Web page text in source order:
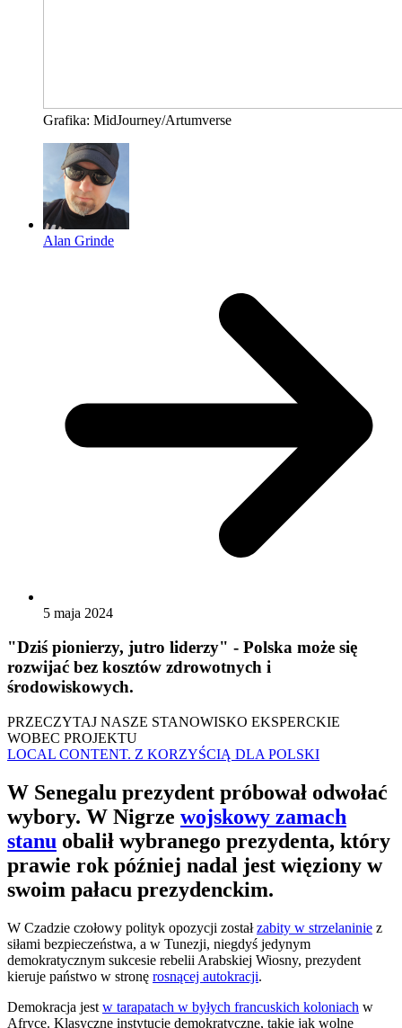
Grafika: MidJourney/Artumverse
Alan Grinde
5 maja 2024
"Dziś pionierzy, jutro liderzy" - Polska może się
rozwijać bez kosztów zdrowotnych i
środowiskowych.
PRZECZYTAJ NASZE STANOWISKO EKSPERCKIE
WOBEC PROJEKTU
LOCAL CONTENT. Z KORZYŚCIĄ DLA POLSKI
W Senegalu prezydent próbował odwołać
wybory. W Nigrze wojskowy zamach
stanu obalił wybranego prezydenta, który
prawie rok później nadal jest więziony w
swoim pałacu prezydenckim.
W Czadzie czołowy polityk opozycji zostałzabity w strzelaninie z
siłami bezpieczeństwa, a w Tunezji, niegdyś jedynym
demokratycznym sukcesie rebelii Arabskiej Wiosny, prezydent
kieruje państwo w stronę rosnącej autokracji.
Demokracja jest w tarapatach w byłych francuskich koloniach w
Afryce. Klasyczne instytucje demokratyczne, takie jak wolne